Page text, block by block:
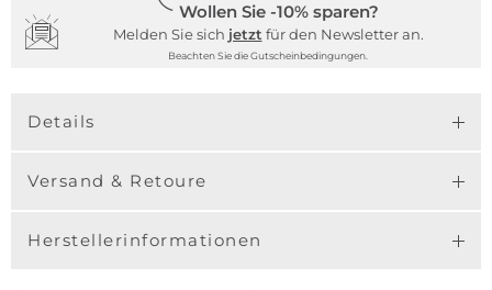
Wollen Sie -10% sparen?
Melden Sie sich jetzt für den Newsletter an.
Beachten Sie die Gutscheinbedingungen.
Details
Versand & Retoure
Herstellerinformationen